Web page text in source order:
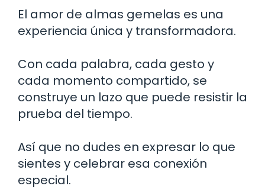
El amor de almas gemelas es una
experiencia única y transformadora.
Con cada palabra, cada gesto y
cada momento compartido, se
construye un lazo que puede resistir la
prueba del tiempo.
Así que no dudes en expresar lo que
sientes y celebrar esa conexión
especial.